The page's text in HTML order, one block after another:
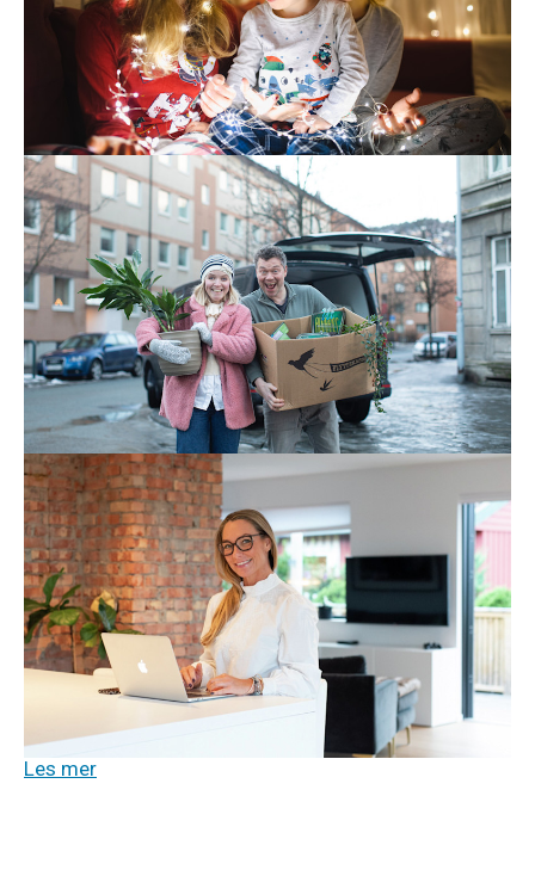
med julestjerner, adventslysestaker og lysslynger.
Men visste du at det trådløse nettet ditt faktisk kan bli
dårligere hvis du kobler opp mange lys?
Les mer
Strøm Tv og internett 22. okt. 2025
På flyttefot? Slik gjør du det med strøm
og internett
Enten du vil ta med deg abonnementene dine eller du
vil tegne nye – her er alt du trenger å vite når du bytter
bolig.
Les mer
Tv og internett 21. aug. 2025
Pass på at du får det beste nettet
hjemme!
Er du avhengig av topp hjemmenett? Da må du tenke
på hva slags løsning du velger! Vi hjelper deg med å
se forskjellen på fiberbredbånd, 5G, hybridfiber og
Les mer